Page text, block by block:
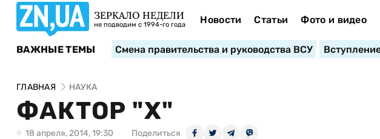
ЗЕРКАЛО НЕДЕЛИ
не подводим с 1994-го года Новости Статьи Фото и видео
ВАЖНЫЕ ТЕМЫ Смена правительства и руководства ВСУ
ГЛАВНАЯ НАУКА
ФАКТОР "Х"
18 апреля, 2014, 19:30 Поделиться